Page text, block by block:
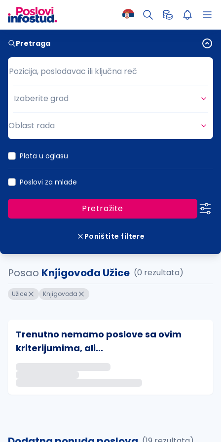
Pretraga
Pozicija, poslodavac ili ključna reč
Pozicija, poslodavac ili ključna reč
Grad
Izaberite grad
Oblast rada
Plata u oglasu
Poslovi za mlade
Pretražite
Poništite filtere
Posao Knjigovođa Užice (0 rezultata)
Užice Knjigovođa
Trenutno nemamo poslove sa ovim
kriterijumima, ali...